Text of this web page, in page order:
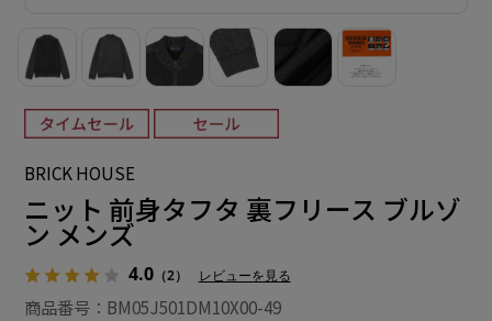
BRICK HOUSE
ニット 前身タフタ 裏フリース ブルゾ
ン メンズ
4.0（2） レビューを見る
商品番号：BM05J501DM10X00-49